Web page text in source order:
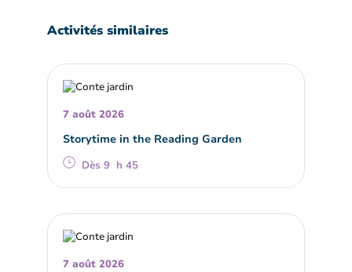
Activités similaires
7 août 2026
Storytime in the Reading Garden
Dès 9 h 45
7 août 2026